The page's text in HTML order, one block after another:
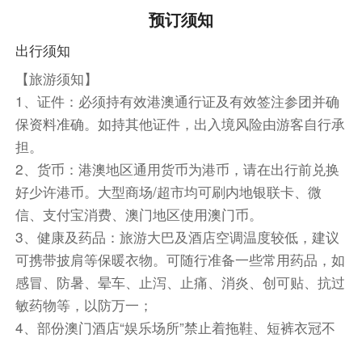
和会议设施等，在室内和室外的人工运河上畅游，
感受如同置身威尼斯的浪漫氛围。无论您是来体验
豪华品味、享受娱乐、购物还是品尝美食，这里都
能满足您的需求，为您的澳门之行带来难忘的体
验。
游毕，乘车返回珠海酒店入住，晚餐自理。
早餐：已含
中餐：已含
晚餐：敬请自理
住宿
敬请自理
第3天 香港：珠海公路口岸—港珠澳大桥—黄大仙—
西九文化区艺术公园—午餐—尖沙咀DFS商圈—天星小
轮—会展中心新翼和金紫荆广场—太平山—香港钟楼
(前九广铁路钟楼)—星光大道—自由活动—回程珠海公
路口岸—乘车返回入住珠海酒店
预订须知
出行须知
【旅游须知】
1、证件：必须持有效港澳通行证及有效签注参团并确
保资料准确。如持其他证件，出入境风险由游客自行承
担。
2、货币：港澳地区通用货币为港币，请在出行前兑换
好少许港币。大型商场/超市均可刷内地银联卡、微
信、支付宝消费、澳门地区使用澳门币。
3、健康及药品：旅游大巴及酒店空调温度较低，建议
可携带披肩等保暖衣物。可随行准备一些常用药品，如
感冒、防暑、晕车、止泻、止痛、消炎、创可贴、抗过
敏药物等，以防万一；
4、部份澳门酒店“娱乐场所”禁止着拖鞋、短裤衣冠不